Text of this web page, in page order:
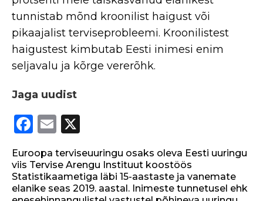
tunnistab mõnd kroonilist haigust või
pikaajalist terviseprobleemi. Kroonilistest
haigustest kimbutab Eesti inimesi enim
seljavalu ja kõrge vererõhk.
Jaga uudist
F
a
c
e
E
m
ai
l
Euroopa terviseuuringu osaks oleva Eesti uuringu
viis Tervise Arengu Instituut koostöös
Statistikaametiga läbi 15-aastaste ja vanemate
elanike seas 2019. aastal. Inimeste tunnetusel ehk